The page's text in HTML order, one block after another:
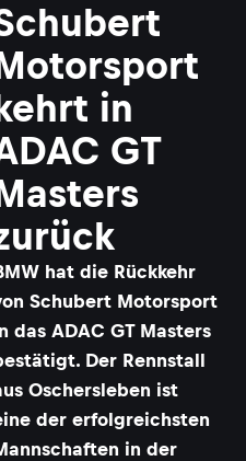
in
GT
hat die Rückkehr
Schubert Motorsport
das ADAC GT Masters
Der Rennstall
Oschersleben ist
der erfolgreichsten
in der